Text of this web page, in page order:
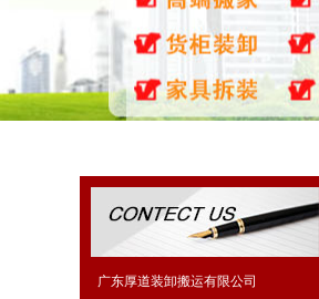
广东厚道装卸搬运有限公司